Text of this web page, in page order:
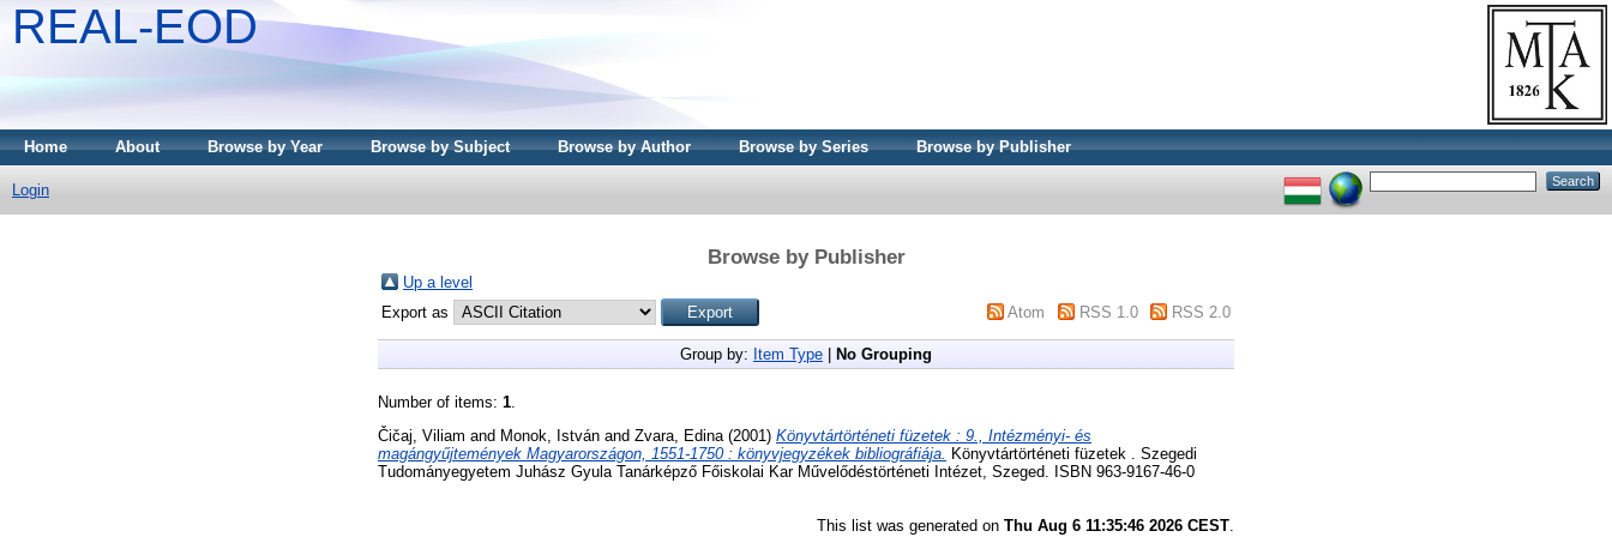
REAL-EOD
Home About Browse by Year Browse by Subject Browse by Author Browse by Series Browse by Publisher
Login
Browse by Publisher
Up a level
Export as
Atom RSS 1.0 RSS 2.0
Group by: Item Type No Grouping
Number of items: 1
Čičaj, Viliam and Monok, István and Zvara, Edina (2001) Könyvtártörténeti füzetek : 9., Intézményi- és
magángyűjtemények Magyarországon, 1551-1750 : könyvjegyzékek bibliográfiája. Könyvtártörténeti füzetek . Szegedi
Tudományegyetem Juhász Gyula Tanárképző Főiskolai Kar Művelődéstörténeti Intézet, Szeged. ISBN 963-9167-46-0
This list was generated on Thu Aug 6 11:35:46 2026 CEST